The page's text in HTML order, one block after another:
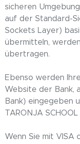
sicheren
auf der Standard-
Sockets Layer)
übermitteln,
übertragen.
Ebenso werden
Website der Bank,
Bank) eingegeben
TARONJA
Wenn Sie mit VISA